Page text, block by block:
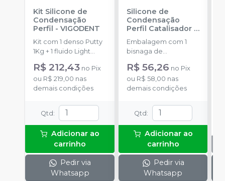
Kit Silicone de
Condensação
Perfil -VIGODENT
Kit com 1 denso Putty
1Kg + 1 fluido Light
catalisador 60ml.
R$ 212,43 no Pix
ou R$ 219,00 nas
demais condições
Qtd:
Adicionar ao
carrinho
Pedir via
Whatsapp
Silicone de
Condensação
Perfil Catalisador-
VIGODENT
Embalagem com 1
bisnaga de
R$ 56,26 no Pix
ou R$ 58,00 nas
demais condições
Qtd:
Adicionar ao
carrinho
Pedir via
Whatsapp